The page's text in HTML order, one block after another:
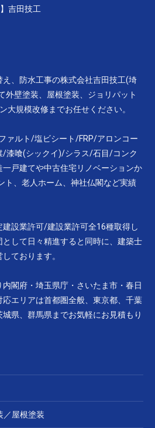
吉田技工
、防水工事の株式会社吉田技工(埼
外壁塗装、屋根塗装、ジョリパット
大規模改修までお任せください。
ァルト/塩ビシート/FRP/アロンコー
/漆喰(シックイ)/シラス/石目/コンク
一戸建てや中古住宅リノベーションか
ト、老人ホーム、神社仏閣など実績
設業許可/建設業許可全16種取得し
して日々精進すると同時に、建築士
ております。
閣府・埼玉県庁・さいたま市・春日
エリアは首都圏全般、東京都、千葉
県、群馬県までお気軽にお見積もり
／屋根塗装